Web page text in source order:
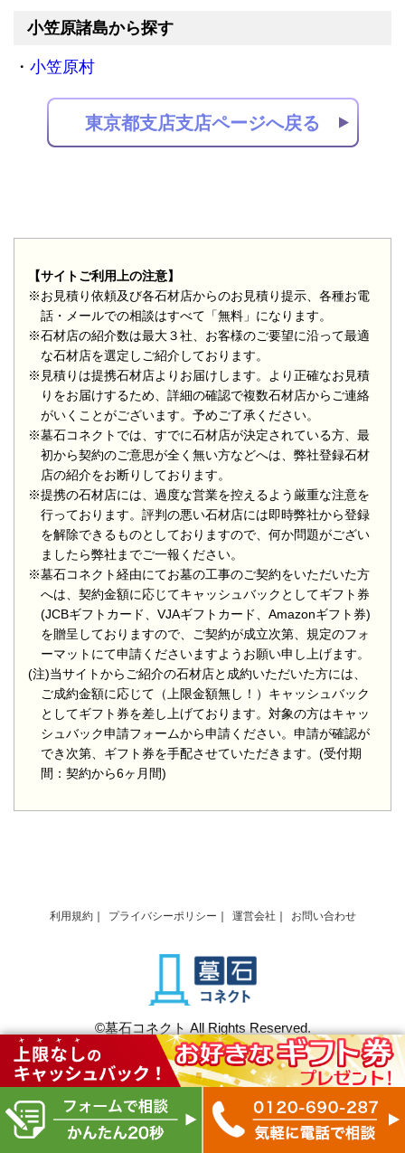
小笠原諸島から探す
小笠原村
東京都支店支店ページへ戻る
【サイトご利用上の注意】
※お見積り依頼及び各石材店からのお見積り提示、各種お電
話・メールでの相談はすべて「無料」になります。
※石材店の紹介数は最大３社、お客様のご要望に沿って最適
な石材店を選定しご紹介しております。
※見積りは提携石材店よりお届けします。より正確なお見積
りをお届けするため、詳細の確認で複数石材店からご連絡
がいくことがございます。予めご了承ください。
※墓石コネクトでは、すでに石材店が決定されている方、最
初から契約のご意思が全く無い方などへは、弊社登録石材
店の紹介をお断りしております。
※提携の石材店には、過度な営業を控えるよう厳重な注意を
行っております。評判の悪い石材店には即時弊社から登録
を解除できるものとしておりますので、何か問題がござい
ましたら弊社までご一報ください。
※墓石コネクト経由にてお墓の工事のご契約をいただいた方
へは、契約金額に応じてキャッシュバックとしてギフト券
(JCBギフトカード、VJAギフトカード、Amazonギフト券)
を贈呈しておりますので、ご契約が成立次第、規定のフォ
ーマットにて申請くださいますようお願い申し上げます。
(注)当サイトからご紹介の石材店と成約いただいた方には、
ご成約金額に応じて（上限金額無し！）キャッシュバック
としてギフト券を差し上げております。対象の方はキャッ
シュバック申請フォームから申請ください。申請が確認が
でき次第、ギフト券を手配させていただきます。(受付期
間：契約から6ヶ月間)
利用規約 プライバシーポリシー 運営会社 お問い合わせ
©墓石コネクト All Rights Reserved.